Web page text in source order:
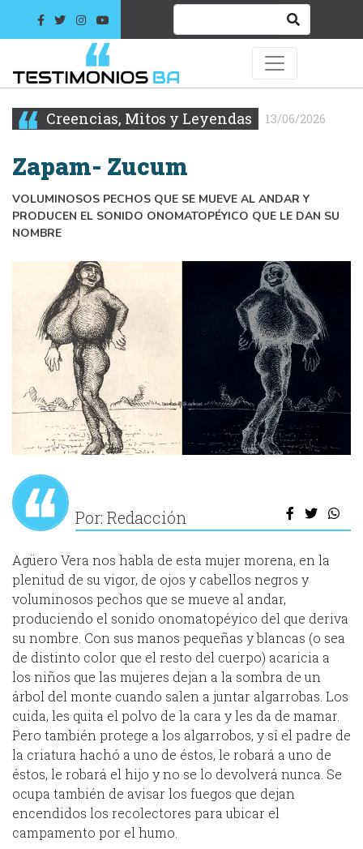
Creencias, Mitos y Leyendas 13/06/2026
Zapam- Zucum
VOLUMINOSOS PECHOS QUE SE MUEVE AL ANDAR Y
PRODUCEN EL SONIDO ONOMATOPÉYICO QUE LE DAN SU
NOMBRE
Por: Redacción
Agüero Vera nos habla de esta mujer morena, en la
plenitud de su vigor, de ojos y cabellos negros y
voluminosos pechos que se mueve al andar,
produciendo el sonido onomatopéyico del que deriva
su nombre. Con sus manos pequeñas y blancas (o sea
de distinto color que el resto del cuerpo) acaricia a
los niños que las mujeres dejan a la sombra de un
árbol del monte cuando salen a juntar algarrobas. Los
cuida, les quita el polvo de la cara y les da de mamar.
Pero también protege a los algarrobos, y sí el padre de
la criatura hachó a uno de éstos, le robará a uno de
éstos, le robará el hijo y no se lo devolverá nunca. Se
ocupa también de avisar los fuegos que dejan
encendidos los recolectores para ubicar el
campamento por el humo.